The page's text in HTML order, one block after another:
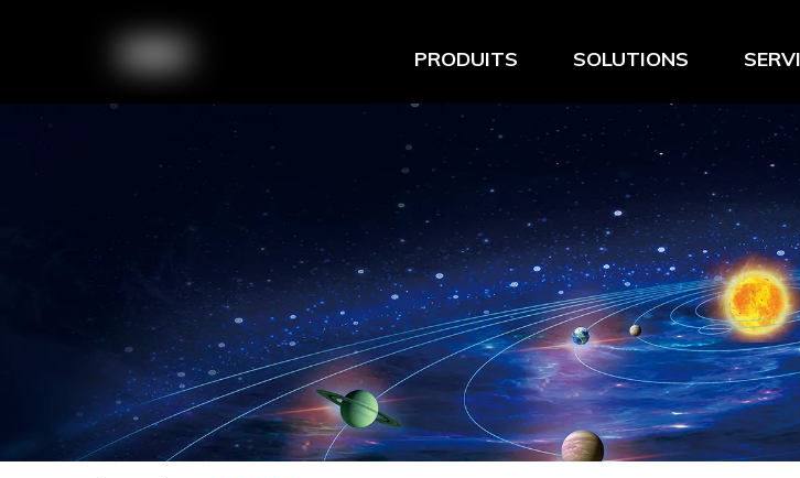
PRODUITS SOLUTIONS